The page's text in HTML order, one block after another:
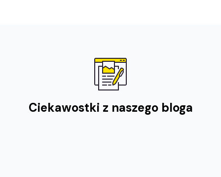
Ciekawostki z naszego bloga